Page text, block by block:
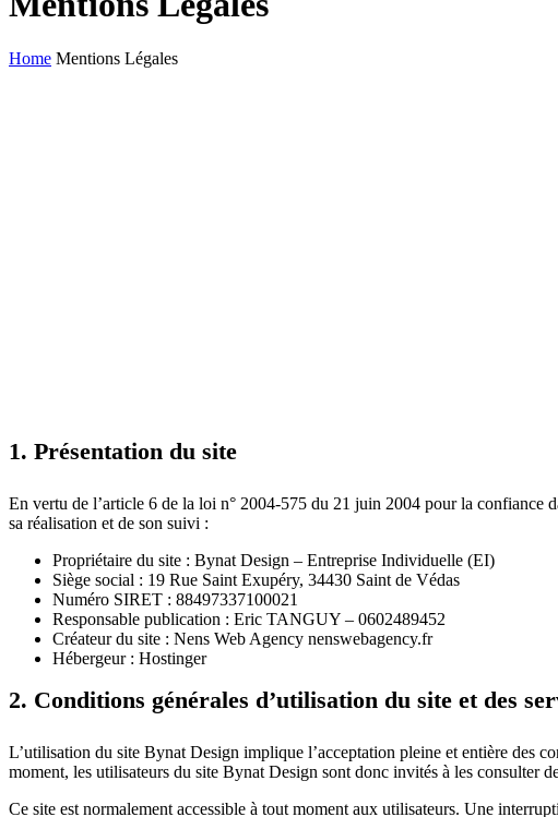
Home Mentions Légales
1. Présentation du site
En vertu de l’article 6 de la loi n° 2004-575 du 21 juin 2004 pour la confiance
sa réalisation et de son suivi :
Propriétaire du site : Bynat Design – Entreprise Individuelle (EI)
Siège social : 19 Rue Saint Exupéry, 34430 Saint de Védas
Numéro SIRET : 88497337100021
Responsable publication : Eric TANGUY – 0602489452
Créateur du site : Nens Web Agency nenswebagency.fr
Hébergeur : Hostinger
2. Conditions générales d’utilisation du site et des
L’utilisation du site Bynat Design implique l’acceptation pleine et entière des
moment, les utilisateurs du site Bynat Design sont donc invités à les consulter
Ce site est normalement accessible à tout moment aux utilisateurs. Une